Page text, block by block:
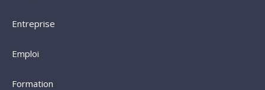
Entreprise
Emploi
Formation